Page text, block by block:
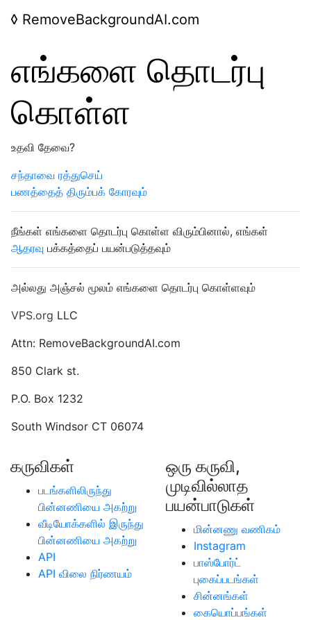
◊ RemoveBackgroundAI.com
எங்களை தொடர்பு
கொள்ள
உதவி தேவை?
சந்தாவை ரத்துசெய்
பணத்தைத் திரும்பக் கோரவும்
நீங்கள் எங்களை தொடர்பு கொள்ள விரும்பினால், எங்கள்
ஆதரவு பக்கத்தைப் பயன்படுத்தவும்
அல்லது அஞ்சல் மூலம் எங்களை தொடர்பு கொள்ளவும்
VPS.org LLC
Attn: RemoveBackgroundAI.com
850 Clark st.
P.O. Box 1232
South Windsor CT 06074
கருவிகள்
படங்களிலிருந்து
பின்னணியை அகற்று
வீடியோக்களில் இருந்து
பின்னணியை அகற்று
API
API விலை நிர்ணயம்
ஒரு கருவி,
முடிவில்லாத
பயன்பாடுகள்
மின்னணு வணிகம்
Instagram
பாஸ்போர்ட்
புகைப்படங்கள்
சின்னங்கள்
கையொப்பங்கள்